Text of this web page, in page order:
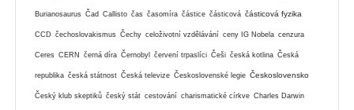
Burianosaurus Čad Callisto čas časomíra částice částicová částicová fyzika
CCD čechoslovakismus Čechy celoživotní vzdělávání ceny IG Nobela cenzura
Ceres CERN černá díra Černobyl červení trpaslíci Češi česká kotlina Česká
republika česká státnost Česká televize Československé legie Československo
Český klub skeptiků český stát cestování charismatické církve Charles Darwin